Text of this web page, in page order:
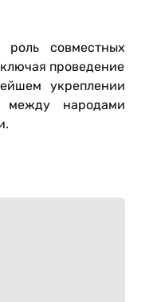
совместных
проведение
укреплении
между народами